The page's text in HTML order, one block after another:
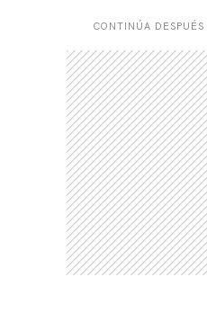
CONTINÚA
CARREGANDO